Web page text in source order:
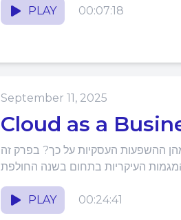
PLAY 00:07:18
September 11, 2025
ההשפעות העסקיות על כך? בפרק זה
PLAY 00:24:41